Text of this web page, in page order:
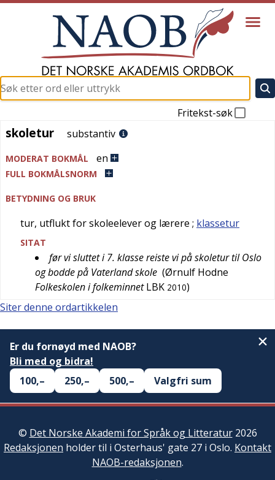
Fritekst-søk
skoletur
skoletur substantiv
MODERAT BOKMÅL en
FULL BOKMÅLSNORM
BETYDNING OG BRUK
tur, utflukt for skoleelever og lærere ; klassetur
SITAT
før vi sluttet i 7. klasse reiste vi på skoletur til Oslo
og bodde på Vaterland skole (Ørnulf Hodne
Folkeskolen i folkeminnet LBK 2010)
Siter denne ordartikkelen
Er du fornøyd med NAOB?
Bli med og bidra!
100,–
250,– 500,– Valgfri sum
© Det Norske Akademi for Språk og Litteratur2026
Redaksjonen holder til i Osterhaus' gate 27 i Oslo. Kontakt
NAOB-redaksjonen.